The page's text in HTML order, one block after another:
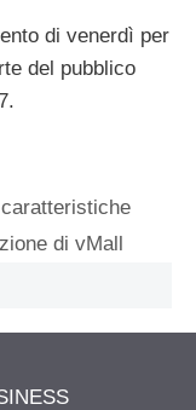
di venerdì per
del pubblico
di vMall